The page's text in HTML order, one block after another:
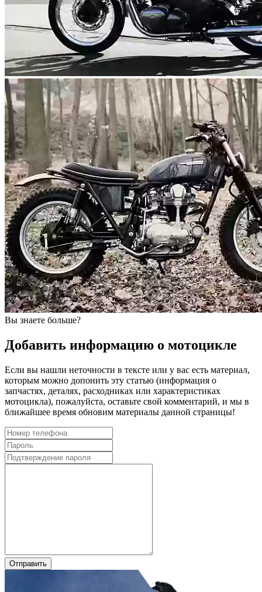
Вы знаете больше?
Добавить информацию о мотоцикле
Если вы нашли неточности в тексте или у вас есть материал,
которым можно допонить эту статью (информация о
запчастях, деталях, расходниках или характеристиках
мотоцикла), пожалуйста, оставьте свой комментарий, и мы в
ближайшее время обновим материалы данной страницы!
Отправить